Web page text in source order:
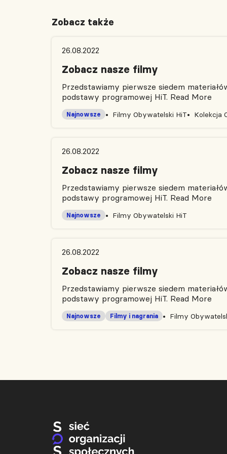
Zobacz także
26.08.2022
Zobacz nasze filmy
Przedstawiamy pierwsze siedem
podstawy programowej HiT. Read More
Filmy Obywatelski HiT
Najnowsze Kolekcja
26.08.2022
Zobacz nasze filmy
Przedstawiamy pierwsze siedem
podstawy programowej HiT. Read More
Filmy Obywatelski HiT
Najnowsze
26.08.2022
Zobacz nasze filmy
Przedstawiamy pierwsze siedem
podstawy programowej HiT. Read More
Filmy
Najnowsze Filmy i nagrania